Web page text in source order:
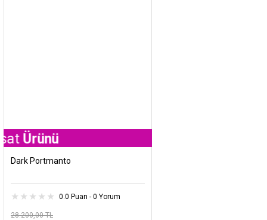
Dark Portmanto
0.0 Puan - 0 Yorum
28.200,00 TL